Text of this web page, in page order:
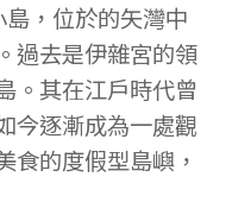
，位於的矢灣中
過去是伊雜宮的領
。其在江戶時代曾
今逐漸成為一處觀
食的度假型島嶼，